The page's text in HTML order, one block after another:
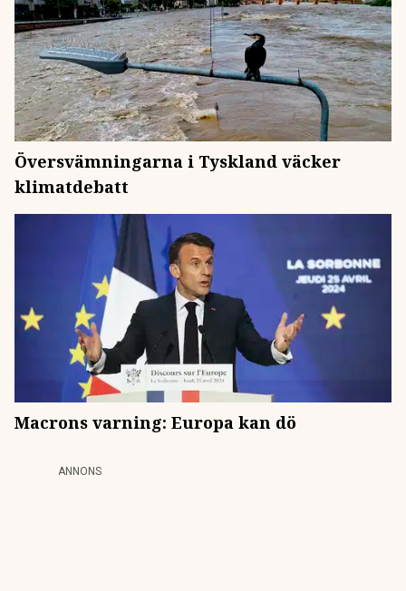
Översvämningarna i Tyskland väcker
klimatdebatt
Macrons varning: Europa kan dö
ANNONS